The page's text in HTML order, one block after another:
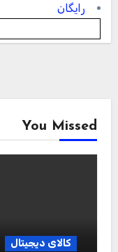
رایگان
You Missed
کالای دیجیتال